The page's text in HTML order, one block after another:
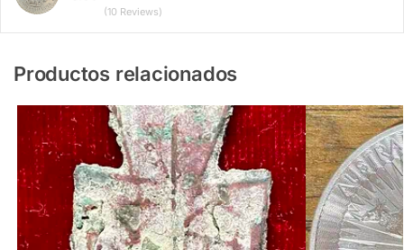
(10 Reviews)
Productos relacionados